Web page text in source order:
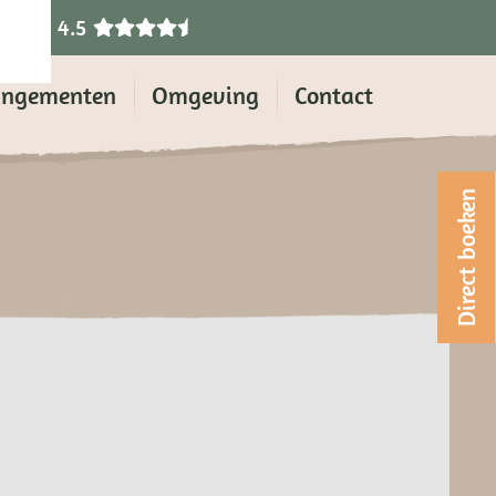
4.5
Omgeving Contact
Direct boeken